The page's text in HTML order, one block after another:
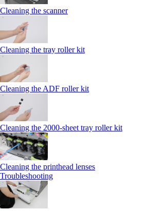
Cleaning the scanner
Cleaning the tray roller kit
Cleaning the ADF roller kit
Cleaning the 2000‑sheet tray roller kit
Cleaning the printhead lenses
Troubleshooting